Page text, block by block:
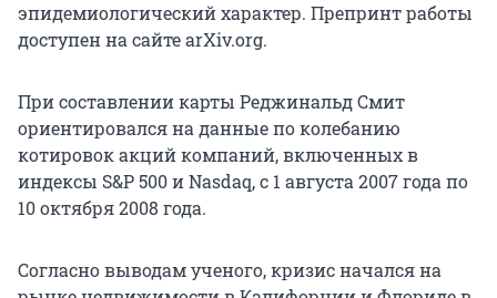
эпидемиологический характер. Препринт работы
доступен на сайте arXiv.org.
При составлении карты Реджинальд Смит
ориентировался на данные по колебанию
котировок акций компаний, включенных в
индексы S&P 500 и Nasdaq, с 1 августа 2007 года по
10 октября 2008 года.
Согласно выводам ученого, кризис начался на